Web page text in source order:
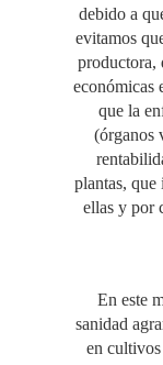
debido a
evitamos
productora,
económicas
que la
(órganos
plantas, que
ellas y por
En este
sanidad
en